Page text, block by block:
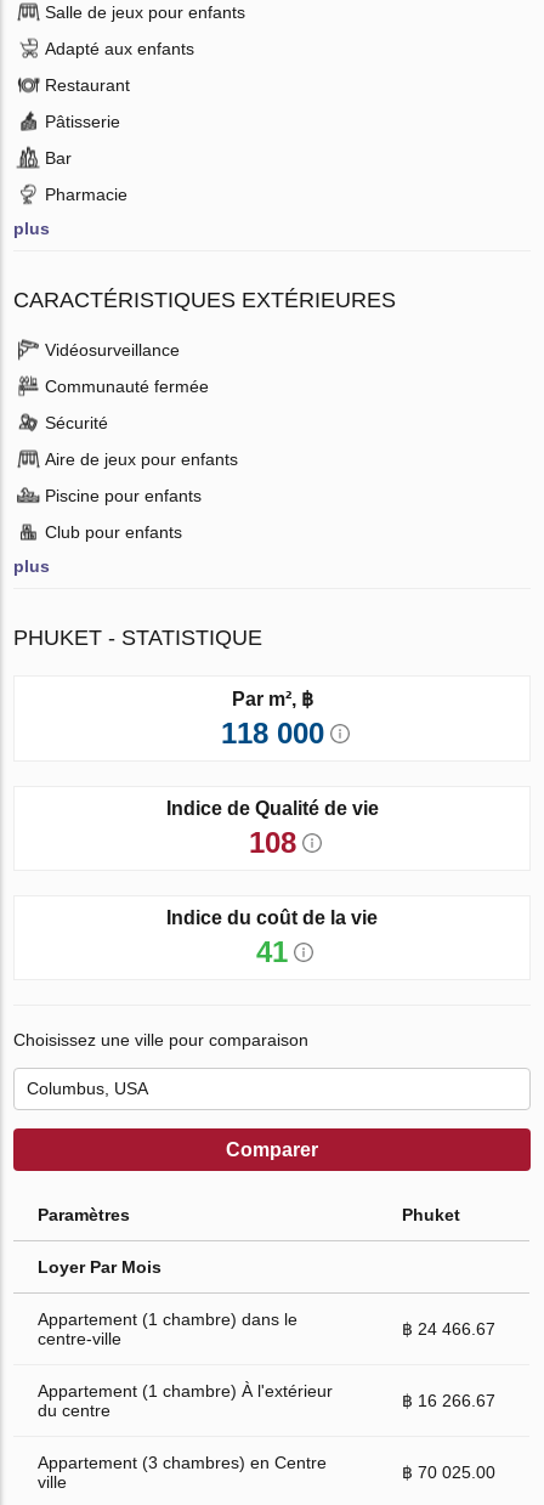
Salle de jeux pour enfants
Adapté aux enfants
Restaurant
Pâtisserie
Bar
Pharmacie
plus
CARACTÉRISTIQUES EXTÉRIEURES
Vidéosurveillance
Communauté fermée
Sécurité
Aire de jeux pour enfants
Piscine pour enfants
Club pour enfants
plus
PHUKET - STATISTIQUE
Par m², ฿
118 000
Indice de Qualité de vie
108
Indice du coût de la vie
41
Choisissez une ville pour comparaison
Comparer
Paramètres Phuket
Loyer Par Mois
Appartement (1 chambre) dans le
centre-ville
฿ 24 466.67
Appartement (1 chambre) À l'extérieur
du centre
฿ 16 266.67
Appartement (3 chambres) en Centre
ville
฿ 70 025.00